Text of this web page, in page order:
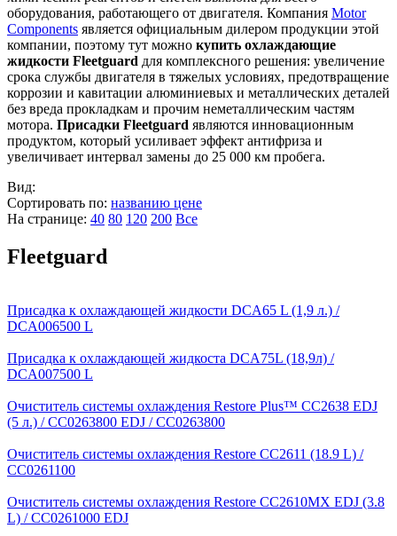
оборудования, работающего от двигателя. Компания Motor
Components является официальным дилером продукции этой
компании, поэтому тут можно купить охлаждающие
жидкости Fleetguard для комплексного решения: увеличение
срока службы двигателя в тяжелых условиях, предотвращение
коррозии и кавитации алюминиевых и металлических деталей
без вреда прокладкам и прочим неметаллическим частям
мотора. Присадки Fleetguard являются инновационным
продуктом, который усиливает эффект антифриза и
увеличивает интервал замены до 25 000 км пробега.
Вид:
Сортировать по: названию цене
На странице: 40 80 120 200 Все
Fleetguard
Присадка к охлаждающей жидкости DCA65 L (1,9 л.) /
DCA006500 L
Присадка к охлаждающей жидкоста DCA75L (18,9л) /
DCA007500 L
Очиститель системы охлаждения Restore Plus™ CC2638 EDJ
(5 л.) / CC0263800 EDJ / CC0263800
Очиститель системы охлаждения Restore CC2611 (18.9 L) /
CC0261100
Очиститель системы охлаждения Restore CC2610MX EDJ (3.8
L) / CC0261000 EDJ